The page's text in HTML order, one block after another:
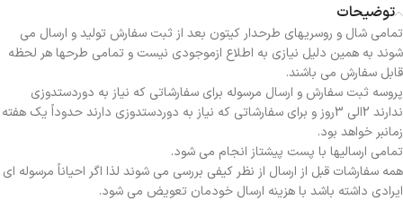
توضیحات
تمامی شال و روسریهای طرحدار کیتون بعد از ثبت سفارش تولید و ارسال می
شوند به همین دلیل نیازی به اطلاع ازموجودی نیست و تمامی طرحها هر لحظه
قابل سفارش می باشند.
پروسه ثبت سفارش و ارسال مرسوله برای سفارشاتی که نیاز به دوردستدوزی
ندارند 2الی 3روز و برای سفارشاتی که نیاز به دوردستدوزی دارند حدوداً یک هفته
زمانبر خواهد بود.
تمامی ارسالیها با پست پیشتاز انجام می شود.
همه سفارشات قبل از ارسال از نظر کیفی بررسی می شوند لذا اگر احیاناً مرسوله ای
ایرادی داشته باشد با هزینه ارسال خودمان تعویض می شود.